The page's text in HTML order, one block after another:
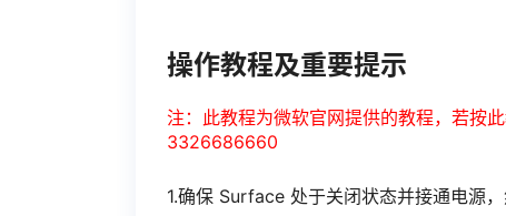
操作教程及重要提示
注：此教程为微软官网提供的教程，若按
3326686660
1.确保 Surface 处于关闭状态并接通电源